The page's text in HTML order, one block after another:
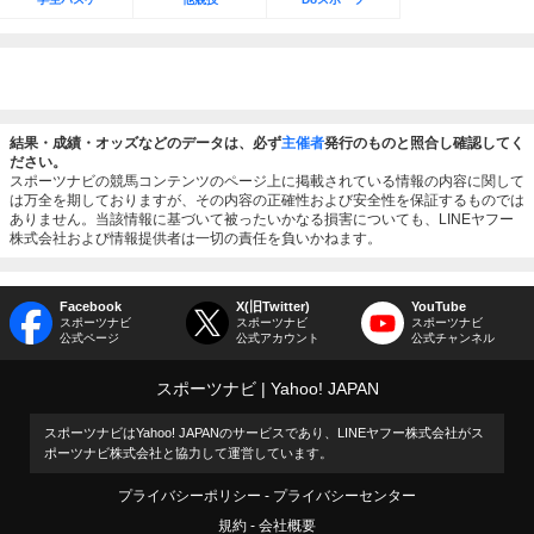
結果・成績・オッズなどのデータは、必ず主催者発行のものと照合し確認してく
ださい。
スポーツナビの競馬コンテンツのページ上に掲載されている情報の内容に関して
は万全を期しておりますが、その内容の正確性および安全性を保証するものでは
ありません。当該情報に基づいて被ったいかなる損害についても、LINEヤフー
株式会社および情報提供者は一切の責任を負いかねます。
Facebook
スポーツナビ
公式ページ
X(旧Twitter)
スポーツナビ
公式アカウント
YouTube
スポーツナビ
公式チャンネル
スポーツナビ Yahoo! JAPAN
スポーツナビはYahoo! JAPANのサービスであり、LINEヤフー株式会社がス
ポーツナビ株式会社と協力して運営しています。
プライバシーポリシー
プライバシーセンター
規約
会社概要